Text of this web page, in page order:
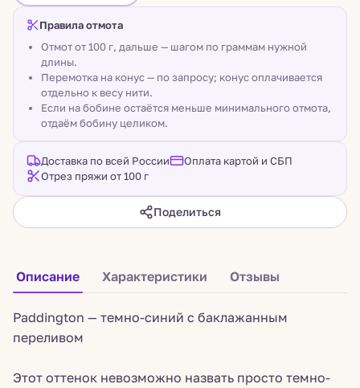
Правила отмота
Отмот от 100 г, дальше — шагом по граммам нужной
длины.
Перемотка на конус — по запросу; конус оплачивается
отдельно к весу нити.
Если на бобине остаётся меньше минимального отмота,
отдаём бобину целиком.
Доставка по всей России
Оплата картой и СБП
Отрез пряжи от 100 г
Поделиться
Описание Характеристики Отзывы
Paddington — темно-синий с баклажанным
переливом
Этот оттенок невозможно назвать просто темно-